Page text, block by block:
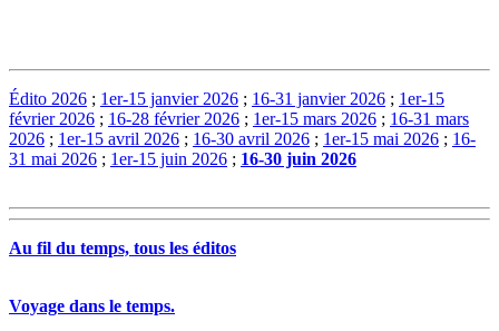
Édito 2026 ; 1er-15 janvier 2026 ; 16-31 janvier 2026 ; 1er-15
février 2026 ; 16-28 février 2026 ; 1er-15 mars 2026 ; 16-31 mars
2026 ; 1er-15 avril 2026 ; 16-30 avril 2026 ; 1er-15 mai 2026 ; 16-
31 mai 2026 ; 1er-15 juin 2026 ; 16-30 juin 2026
Au fil du temps, tous les éditos
Voyage dans le temps.